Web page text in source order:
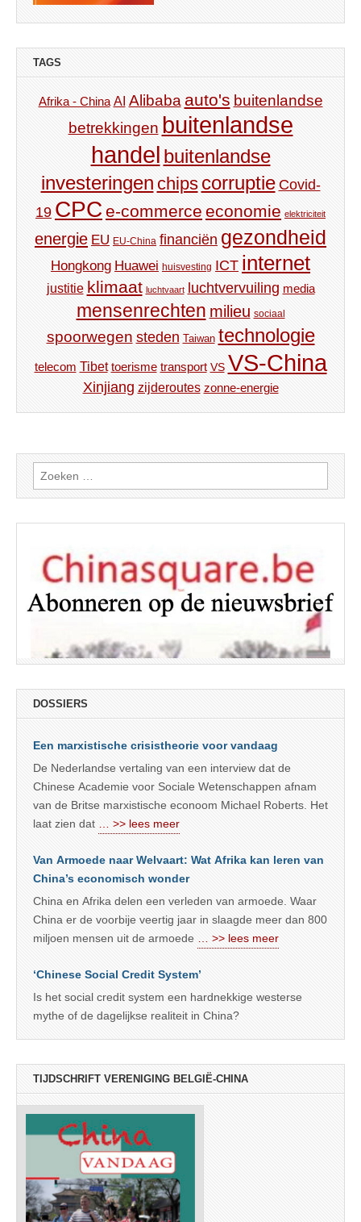
TAGS
Afrika - China AI Alibaba auto's buitenlandse
betrekkingen buitenlandse
handel buitenlandse
investeringen chips corruptie Covid-
19 CPC e-commerce economie elektriciteit
energie EU EU-China financiën gezondheid
Hongkong Huawei huisvesting ICT internet
justitie klimaat luchtvaart luchtvervuiling media
mensenrechten milieu sociaal
spoorwegen steden Taiwan technologie
telecom Tibet toerisme transport VS VS-China
Xinjiang zijderoutes zonne-energie
Zoeken
naar:
DOSSIERS
Een marxistische crisistheorie voor vandaag
De Nederlandse vertaling van een interview dat de
Chinese Academie voor Sociale Wetenschappen afnam
van de Britse marxistische econoom Michael Roberts. Het
laat zien dat … >> lees meer
Van Armoede naar Welvaart: Wat Afrika kan leren van
China’s economisch wonder
China en Afrika delen een verleden van armoede. Waar
China er de voorbije veertig jaar in slaagde meer dan 800
miljoen mensen uit de armoede … >> lees meer
‘Chinese Social Credit System’
Is het social credit system een hardnekkige westerse
mythe of de dagelijkse realiteit in China?
TIJDSCHRIFT VERENIGING BELGIË-CHINA